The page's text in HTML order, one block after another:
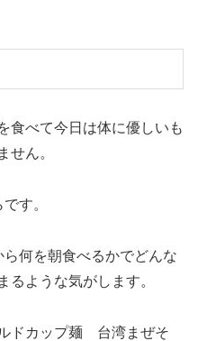
食べて今日は体に優しいも
せん。
す。
何を朝食べるかでどんな
るような気がします。
ドカップ麺 台湾まぜそ